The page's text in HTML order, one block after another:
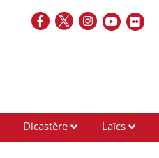
Dicastère Laïcs